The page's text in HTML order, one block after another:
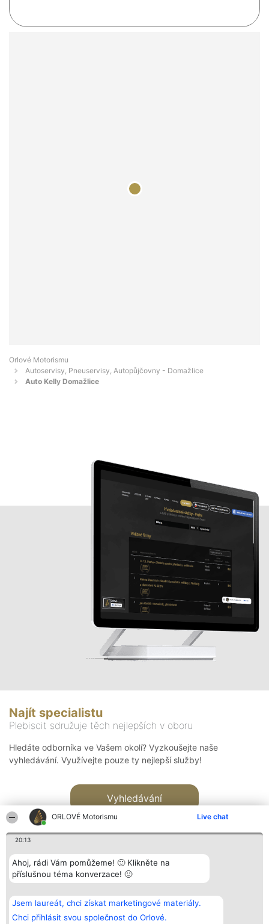
ORLOVÉ Motorismu Live chat
20:13
Ahoj, rádi Vám pomůžeme! 🙂 Klikněte na
příslušnou téma konverzace! 🙂
Jsem laureát, chci získat marketingové materiály.
Chci přihlásit svou společnost do Orlové.
Orlové Motorismu
Autoservisy, Pneuservisy, Autopůjčovny - Domažlice
Auto Kelly Domažlice
Najít specialistu
Plebiscit sdružuje těch nejlepších v oboru
Hledáte odborníka ve Vašem okolí? Vyzkoušejte naše
vyhledávání. Využívejte pouze ty nejlepší služby!
Vyhledávání
Bright Side Solutions sp. z o.
o. sp. k.
ul. Ruska 22
Wrocław 50-079
Vítězové
Seznam všech
laureátů
Zásady
Kontakt